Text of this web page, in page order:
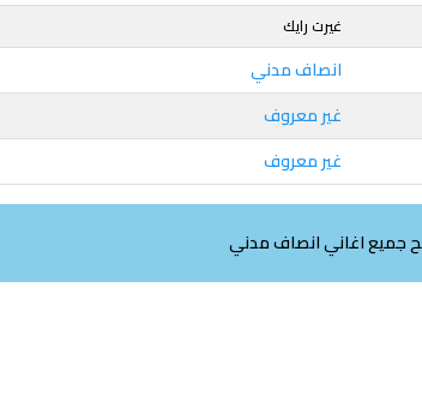
غيرت رايك
انصاف مدني
غير معروف
غير معروف
جميع اغاني انصاف مدني